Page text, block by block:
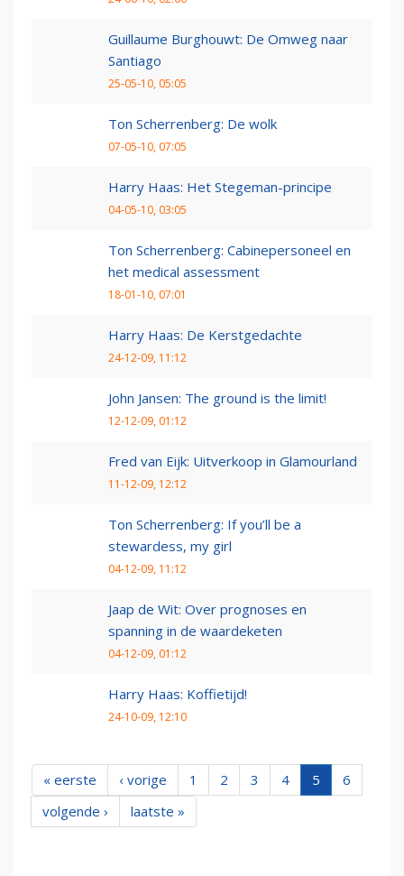
Guillaume Burghouwt: De Omweg naar
Santiago
25-05-10, 05:05
Ton Scherrenberg: De wolk
07-05-10, 07:05
Harry Haas: Het Stegeman-principe
04-05-10, 03:05
Ton Scherrenberg: Cabinepersoneel en
het medical assessment
18-01-10, 07:01
Harry Haas: De Kerstgedachte
24-12-09, 11:12
John Jansen: The ground is the limit!
12-12-09, 01:12
Fred van Eijk: Uitverkoop in Glamourland
11-12-09, 12:12
Ton Scherrenberg: If you’ll be a
stewardess, my girl
04-12-09, 11:12
Jaap de Wit: Over prognoses en
spanning in de waardeketen
04-12-09, 01:12
Harry Haas: Koffietijd!
24-10-09, 12:10
« eerste ‹ vorige 1 2 3 4 5
6
volgende ›
laatste »